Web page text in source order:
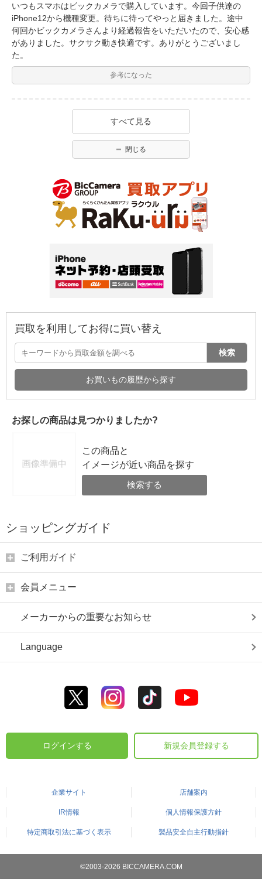
いつもスマホはビックカメラで購入しています。今回子供達の
iPhone12から機種変更。待ちに待ってやっと届きました。途中
何回かビックカメラさんより経過報告をいただいたので、安心感
がありました。サクサク動き快適です。ありがとうございまし
た。
参考になった
すべて見る
閉じる
買取を利用してお得に買い替え
検索
お買いもの履歴から探す
お探しの商品は見つかりましたか?
この商品と
イメージが近い商品を探す
検索する
ショッピングガイド
ご利用ガイド
会員メニュー
メーカーからの重要なお知らせ
Language
ログインする 新規会員登録する
企業サイト 店舗案内
IR情報 個人情報保護方針
特定商取引法に基づく表示 製品安全自主行動指針
©2003-2026 BICCAMERA.COM